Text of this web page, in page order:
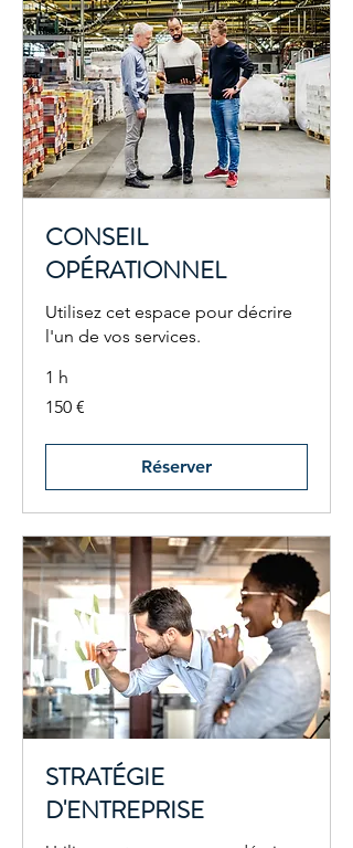
CONSEIL
OPÉRATIONNEL
Utilisez cet espace pour décrire
l'un de vos services.
1 h
euros
150 €
Réserver
STRATÉGIE
D'ENTREPRISE